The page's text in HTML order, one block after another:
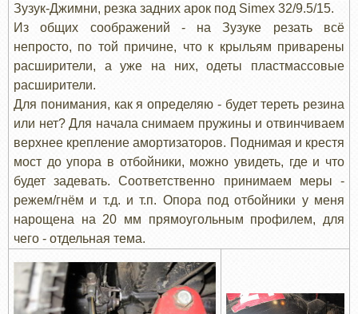
Зузук-Джимни, резка задних арок под Simex 32/9.5/15.
Из общих соображений - на Зузуке резать всё
непросто, по той причине, что к крыльям приварены
расширители, а уже на них, одеты пластмассовые
расширители.
Для понимания, как я определяю - будет тереть резина
или нет? Для начала снимаем пружины и отвинчиваем
верхнее крепление амортизаторов. Поднимая и крестя
мост до упора в отбойники, можно увидеть, где и что
будет задевать. Соответственно принимаем меры -
режем/гнём и т.д. и т.п. Опора под отбойники у меня
нарощена на 20 мм прямоугольным профилем, для
чего - отдельная тема.